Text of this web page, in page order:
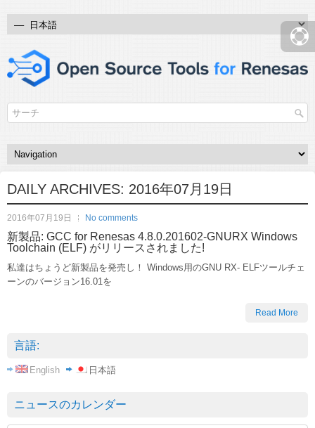
DAILY ARCHIVES: 2016年07月19日
2016年07月19日 No comments
新製品: GCC for Renesas 4.8.0.201602-GNURX Windows
Toolchain (ELF) がリリースされました!
私達はちょうど新製品を発売し！ Windows用のGNU RX- ELFツールチェ
ーンのバージョン16.01を
Read More
言語:
English 日本語
ニュースのカレンダー